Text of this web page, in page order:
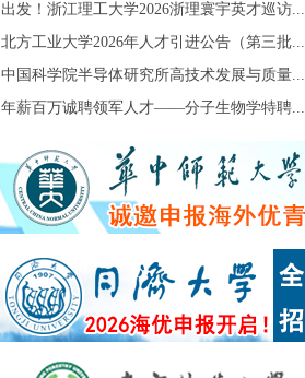
出发！浙江理工大学2026浙理寰宇英才巡访...
北方工业大学2026年人才引进公告（第三批...
中国科学院半导体研究所高技术发展与质量...
年薪百万诚聘领军人才——分子生物学特聘...